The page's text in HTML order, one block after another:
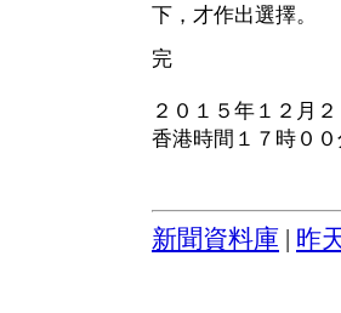
下，才作出選擇。
完
２０１５年１２月２
香港時間１７時００
新聞資料庫 昨